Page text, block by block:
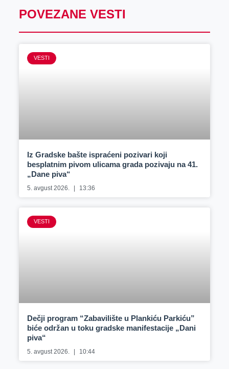
POVEZANE VESTI
VESTI
Iz Gradske bašte ispraćeni pozivari koji
besplatnim pivom ulicama grada pozivaju na 41.
„Dane piva“
5. avgust 2026. 13:36
VESTI
Dečji program “Zabavilište u Plankiću Parkiću”
biće održan u toku gradske manifestacije „Dani
piva“
5. avgust 2026. 10:44